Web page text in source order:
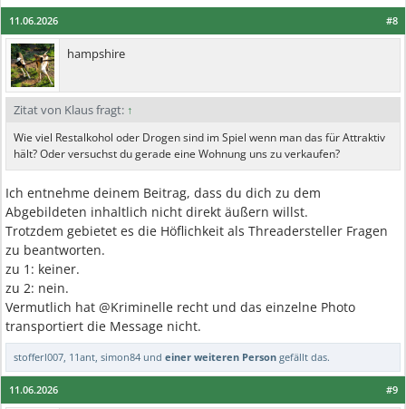
#8
11.06.2026
hampshire
Zitat von Klaus fragt: ↑
Wie viel Restalkohol oder Drogen sind im Spiel wenn man das für Attraktiv
hält? Oder versuchst du gerade eine Wohnung uns zu verkaufen?
Ich entnehme deinem Beitrag, dass du dich zu dem
Abgebildeten inhaltlich nicht direkt äußern willst.
Trotzdem gebietet es die Höflichkeit als Threadersteller Fragen
zu beantworten.
zu 1: keiner.
zu 2: nein.
Vermutlich hat @Kriminelle recht und das einzelne Photo
transportiert die Message nicht.
stofferl007 11ant simon84 und einer weiteren Person gefällt das.
#9
11.06.2026